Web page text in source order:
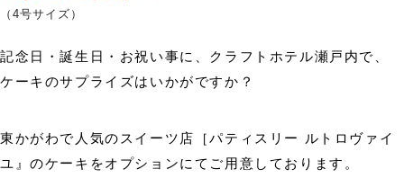
（4号サイズ）
記念日・誕生日・お祝い事に、クラフトホテル瀬戸内で、
ケーキのサプライズはいかがですか？
東かがわで人気のスイーツ店［パティスリー ルトロヴァイ
ユ』のケーキをオプションにてご用意しております。